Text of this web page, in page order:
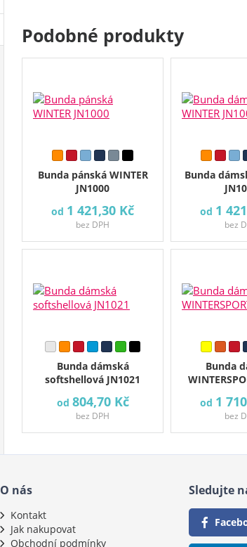
Podobné produkty
Bunda pánská WINTER
JN1000
od 1 421,30 Kč
bez DPH
Bunda
od 1
bez
Bunda dámská
softshellová JN1021
od 804,70 Kč
bez DPH
Bunda
od 1
bez
O nás
Kontakt
Jak nakupovat
Obchodní podmínky
Sledujte